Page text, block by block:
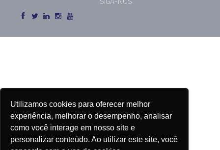
Utilizamos cookies para oferecer melhor
experiência, melhorar o desempenho, analisar
como você interage em nosso site e
personalizar conteúdo. Ao utilizar este site, você